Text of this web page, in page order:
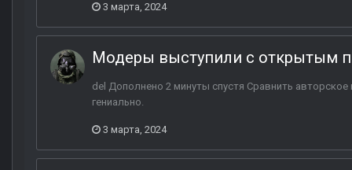
3 марта, 2024
Модеры выступили с открытым
del Дополнено 2 минуты спустя Сравнить
гениально.
3 марта, 2024